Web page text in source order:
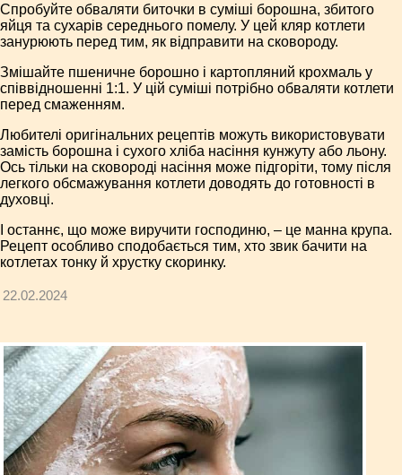
Спробуйте обваляти биточки в суміші борошна, збитого
яйця та сухарів середнього помелу. У цей кляр котлети
занурюють перед тим, як відправити на сковороду.
Змішайте пшеничне борошно і картопляний крохмаль у
співвідношенні 1:1. У цій суміші потрібно обваляти котлети
перед смаженням.
Любителі оригінальних рецептів можуть використовувати
замість борошна і сухого хліба насіння кунжуту або льону.
Ось тільки на сковороді насіння може підгоріти, тому після
легкого обсмажування котлети доводять до готовності в
духовці.
І останнє, що може виручити господиню, – це манна крупа.
Рецепт особливо сподобається тим, хто звик бачити на
котлетах тонку й хрустку скоринку.
22.02.2024